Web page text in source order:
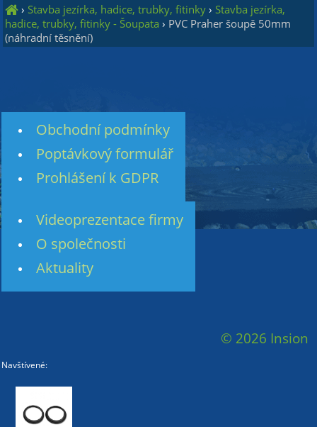
› Stavba jezírka, hadice, trubky, fitinky › Stavba jezírka,
hadice, trubky, fitinky - Šoupata › PVC Praher šoupě 50mm
(náhradní těsnění)
Obchodní podmínky
Poptávkový formulář
Prohlášení k GDPR
Videoprezentace firmy
O společnosti
Aktuality
© 2026 Insion
Navštívené: